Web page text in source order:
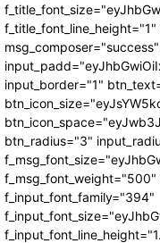
input_border="1"
btn_radius="3"
f_msg_font_weight="500"
f_input_font_family="394"